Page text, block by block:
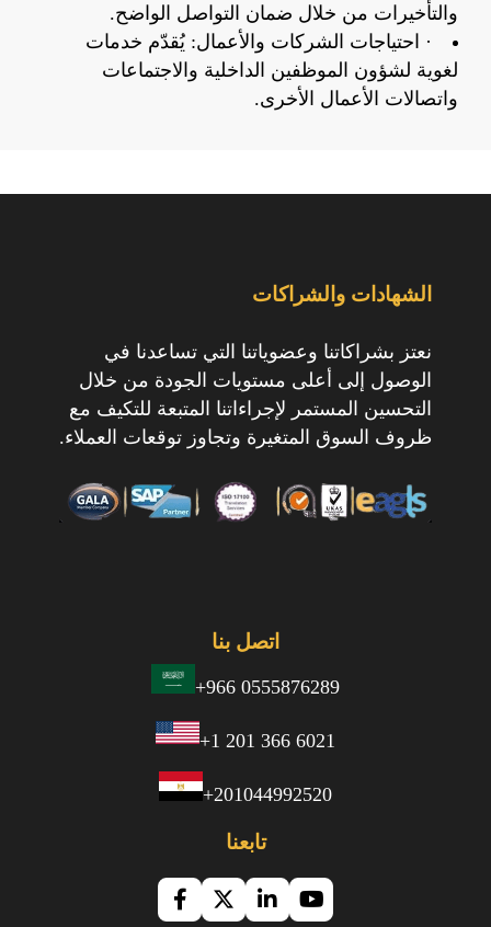
والتأخيرات من خلال ضمان التواصل الواضح.
· احتياجات الشركات والأعمال: يُقدّم خدمات
لغوية لشؤون الموظفين الداخلية والاجتماعات
واتصالات الأعمال الأخرى.
الشهادات والشراكات
نعتز بشراكاتنا وعضوياتنا التي تساعدنا في
الوصول إلى أعلى مستويات الجودة من خلال
التحسين المستمر لإجراءاتنا المتبعة للتكيف مع
ظروف السوق المتغيرة وتجاوز توقعات العملاء.
اتصل بنا
+966 0555876289
+1 201 366 6021
+201044992520
تابعنا